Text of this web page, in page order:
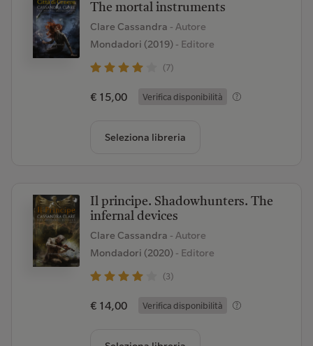
The mortal instruments
Clare Cassandra - Autore
Mondadori (2019)- Editore
(7)
€ 15,00 Verifica disponibilità
Seleziona libreria
Il principe. Shadowhunters. The
infernal devices
Clare Cassandra - Autore
Mondadori (2020)- Editore
(3)
€ 14,00 Verifica disponibilità